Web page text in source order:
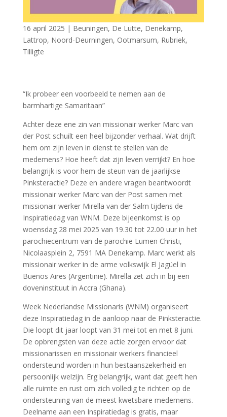
16 april 2025 | Beuningen, De Lutte, Denekamp,
Lattrop, Noord-Deurningen, Ootmarsum, Rubriek,
Tilligte
“Ik probeer een voorbeeld te nemen aan de
barmhartige Samaritaan”
Achter deze ene zin van missionair werker Marc van
der Post schuilt een heel bijzonder verhaal. Wat drijft
hem om zijn leven in dienst te stellen van de
medemens? Hoe heeft dat zijn leven verrijkt? En hoe
belangrijk is voor hem de steun van de jaarlijkse
Pinksteractie? Deze en andere vragen beantwoordt
missionair werker Marc van der Post samen met
missionair werker Mirella van der Salm tijdens de
Inspiratiedag van WNM. Deze bijeenkomst is op
woensdag 28 mei 2025 van 19.30 tot 22.00 uur in het
parochiecentrum van de parochie Lumen Christi,
Nicolaasplein 2, 7591 MA Denekamp. Marc werkt als
missionair werker in de arme volkswijk El Jagüel in
Buenos Aires (Argentinië). Mirella zet zich in bij een
doveninstituut in Accra (Ghana).
Week Nederlandse Missionaris (WNM) organiseert
deze Inspiratiedag in de aanloop naar de Pinksteractie.
Die loopt dit jaar loopt van 31 mei tot en met 8 juni.
De opbrengsten van deze actie zorgen ervoor dat
missionarissen en missionair werkers financieel
ondersteund worden in hun bestaanszekerheid en
persoonlijk welzijn. Erg belangrijk, want dat geeft hen
alle ruimte en rust om zich volledig te richten op de
ondersteuning van de meest kwetsbare medemens.
Deelname aan een Inspiratiedag is gratis, maar